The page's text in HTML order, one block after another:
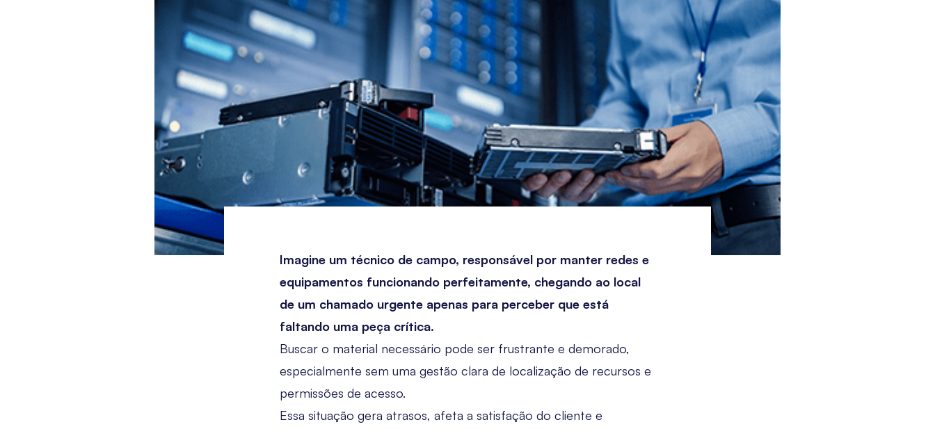
Imagine um técnico de campo, responsável por manter redes e
equipamentos funcionando perfeitamente, chegando ao local
de um chamado urgente apenas para perceber que está
faltando uma peça crítica.
Buscar o material necessário pode ser frustrante e demorado,
especialmente sem uma gestão clara de localização de recursos e
permissões de acesso.
Essa situação gera atrasos, afeta a satisfação do cliente e